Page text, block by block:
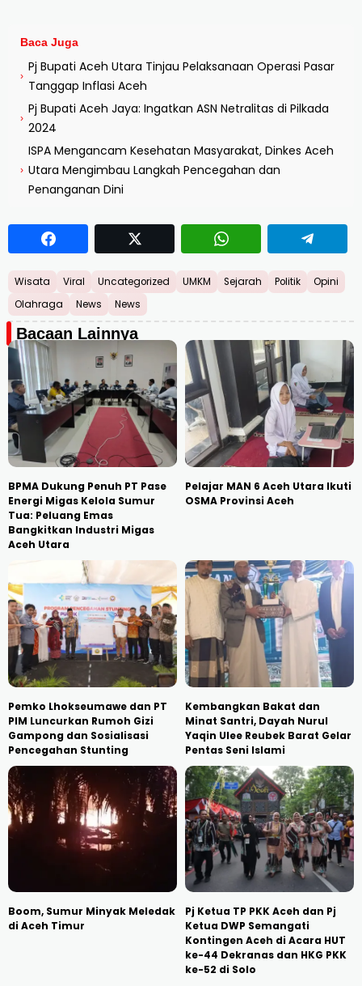
Baca Juga
›
Pj Bupati Aceh Utara Tinjau Pelaksanaan Operasi Pasar
Tanggap Inflasi Aceh
›
Pj Bupati Aceh Jaya: Ingatkan ASN Netralitas di Pilkada
2024
›
ISPA Mengancam Kesehatan Masyarakat, Dinkes Aceh
Utara Mengimbau Langkah Pencegahan dan
Penanganan Dini
Wisata Viral Uncategorized UMKM Sejarah Politik
Opini
Olahraga
News News
Bacaan Lainnya
BPMA Dukung Penuh PT Pase
Energi Migas Kelola Sumur
Tua: Peluang Emas
Bangkitkan Industri Migas
Aceh Utara
Pelajar MAN 6 Aceh Utara Ikuti
OSMA Provinsi Aceh
Pemko Lhokseumawe dan PT
PIM Luncurkan Rumoh Gizi
Gampong dan Sosialisasi
Pencegahan Stunting
Kembangkan Bakat dan
Minat Santri, Dayah Nurul
Yaqin Ulee Reubek Barat Gelar
Pentas Seni Islami
Boom, Sumur Minyak Meledak
di Aceh Timur
Pj Ketua TP PKK Aceh dan Pj
Ketua DWP Semangati
Kontingen Aceh di Acara HUT
ke-44 Dekranas dan HKG PKK
ke-52 di Solo